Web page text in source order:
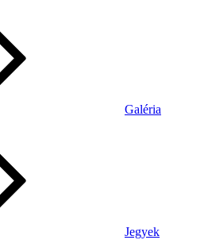
Galéria
Jegyek